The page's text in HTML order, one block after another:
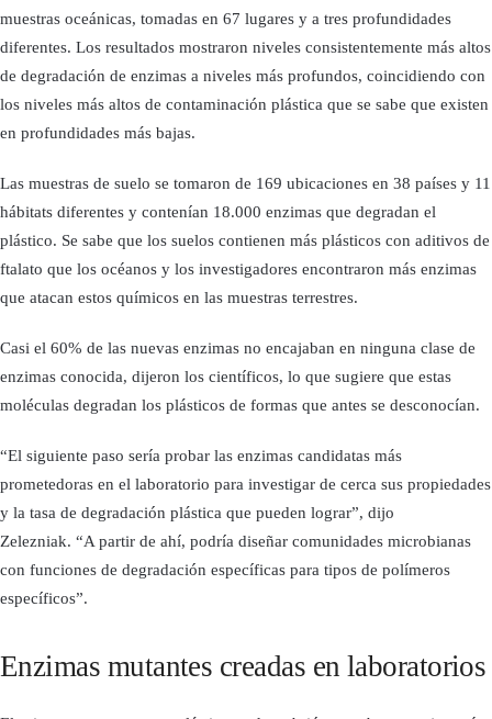
muestras oceánicas, tomadas en 67 lugares y a tres profundidades
diferentes. Los resultados mostraron niveles consistentemente más altos
de degradación de enzimas a niveles más profundos, coincidiendo con
los niveles más altos de contaminación plástica que se sabe que existen
en profundidades más bajas.
Las muestras de suelo se tomaron de 169 ubicaciones en 38 países y 11
hábitats diferentes y contenían 18.000 enzimas que degradan el
plástico. Se sabe que los suelos contienen más plásticos con aditivos de
ftalato que los océanos y los investigadores encontraron más enzimas
que atacan estos químicos en las muestras terrestres.
Casi el 60% de las nuevas enzimas no encajaban en ninguna clase de
enzimas conocida, dijeron los científicos, lo que sugiere que estas
moléculas degradan los plásticos de formas que antes se desconocían.
“El siguiente paso sería probar las enzimas candidatas más
prometedoras en el laboratorio para investigar de cerca sus propiedades
y la tasa de degradación plástica que pueden lograr”, dijo
Zelezniak. “A partir de ahí, podría diseñar comunidades microbianas
con funciones de degradación específicas para tipos de polímeros
específicos”.
Enzimas mutantes creadas en laboratorios